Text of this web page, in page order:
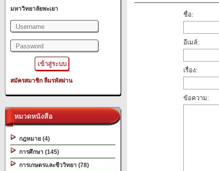
มหาวิทยาลัยพะเยา
สมัครสมาชิก ลืมรหัสผ่าน
หมวดหนังสือ
กฎหมาย (4)
การศึกษา (145)
การเกษตรและชีววิทยา (78)
ชื่อ:
อีเมล์:
เรื่อง:
ข้อความ: